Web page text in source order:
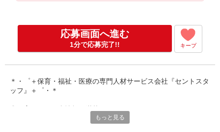
時給1,500円×1日7.5時間×月20日の場合
225,000円
※給与幅は経験・能力による
応募画面へ進む
1分で応募完了!! キープ
＊・゜＋保育・福祉・医療の専門人材サービス会社『セントスタ
ッフ』＋゜・＊
保育専門の人材サービスをしているからこそ、豊富な求人情報を
もっと見る